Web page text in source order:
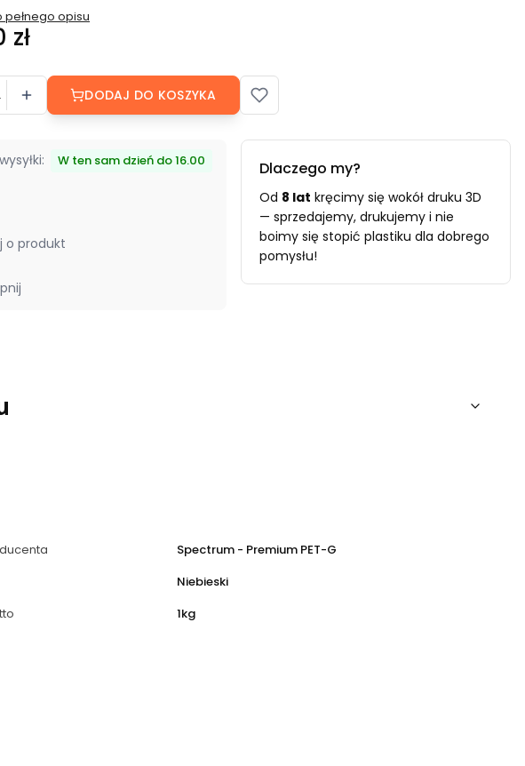
pełnego opisu
zł
DODAJ DO KOSZYKA
W ten sam dzień do 16.00
o produkt
Dlaczego my?
Od 8 lat kręcimy się wokół druku 3D
— sprzedajemy, drukujemy i nie
boimy się stopić plastiku dla dobrego
pomysłu!
Spectrum - Premium PET-G
Niebieski
1kg